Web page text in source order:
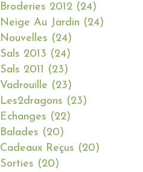
Broderies 2012 (24)
Neige Au Jardin (24)
Nouvelles (24)
Sals 2013 (24)
Sals 2011
(23)
Vadrouille (23)
Les2dragons (23)
Echanges (22)
Balades (20)
Cadeaux Reçus (20)
Sorties (20)